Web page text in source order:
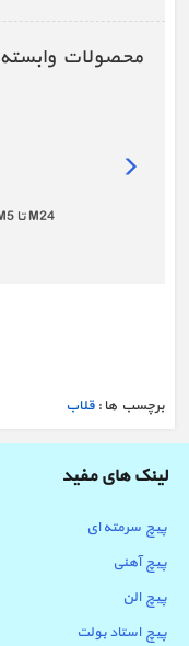
محصولات وابسته
خرید قلاب شگل U - در سایز M5 تا M24
برچسب ها : قلاب
لینک های مفید
پیچ سرمته ای
پیچ آهنی
پیچ الن
پیچ استاد بولت